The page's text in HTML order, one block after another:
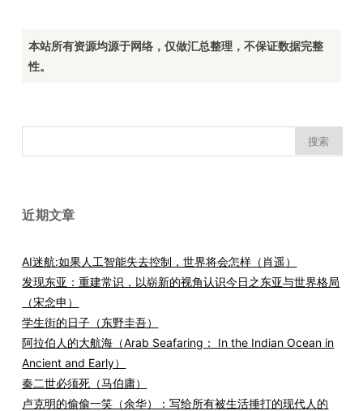
本站所有资源均源于网络，仅做汇总整理，不保证数据完整
性。
索：
近期文章
AI迷航:如果人工智能失去控制，世界将会怎样（肖遥）
发现东亚：重建常识，以崭新的视角认识今日之东亚与世界格局
（宋念申）
学生街的日子（东野圭吾）
阿拉伯人的大航海（Arab Seafaring： In the Indian Ocean in
Ancient and Early）
秦二世必须死（马伯庸）
卢克明的偷偷一笑（余华）：写给所有被生活捶打的现代人的